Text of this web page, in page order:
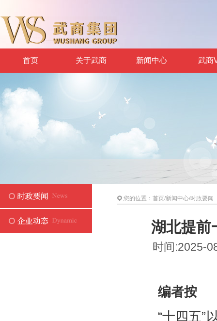
首页 关于武商 新闻中心 武商
您的位置： 首页/新闻中心/时政要闻
湖北提前
时间:2025-
编者按
“十四五”